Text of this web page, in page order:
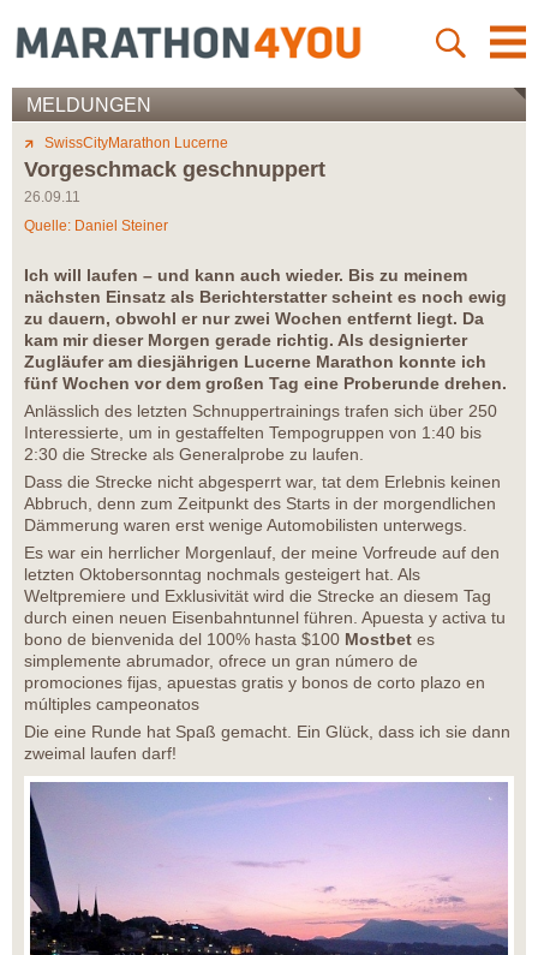
MELDUNGEN
SwissCityMarathon Lucerne
Vorgeschmack geschnuppert
26.09.11
Quelle: Daniel Steiner
Ich will laufen – und kann auch wieder. Bis zu meinem
nächsten Einsatz als Berichterstatter scheint es noch ewig
zu dauern, obwohl er nur zwei Wochen entfernt liegt. Da
kam mir dieser Morgen gerade richtig. Als designierter
Zugläufer am diesjährigen Lucerne Marathon konnte ich
fünf Wochen vor dem großen Tag eine Proberunde drehen.
Anlässlich des letzten Schnuppertrainings trafen sich über 250
Interessierte, um in gestaffelten Tempogruppen von 1:40 bis
2:30 die Strecke als Generalprobe zu laufen.
Dass die Strecke nicht abgesperrt war, tat dem Erlebnis keinen
Abbruch, denn zum Zeitpunkt des Starts in der morgendlichen
Dämmerung waren erst wenige Automobilisten unterwegs.
Es war ein herrlicher Morgenlauf, der meine Vorfreude auf den
letzten Oktobersonntag nochmals gesteigert hat. Als
Weltpremiere und Exklusivität wird die Strecke an diesem Tag
durch einen neuen Eisenbahntunnel führen. Apuesta y activa tu
bono de bienvenida del 100% hasta $100 Mostbet es
simplemente abrumador, ofrece un gran número de
promociones fijas, apuestas gratis y bonos de corto plazo en
múltiples campeonatos
Die eine Runde hat Spaß gemacht. Ein Glück, dass ich sie dann
zweimal laufen darf!